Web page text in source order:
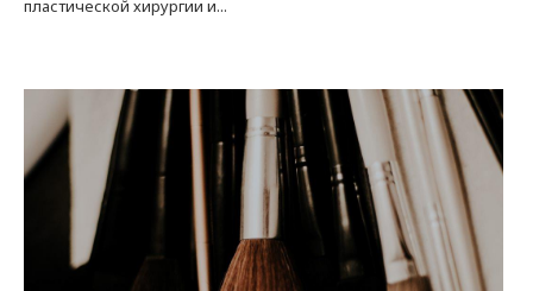
пластической хирургии и...